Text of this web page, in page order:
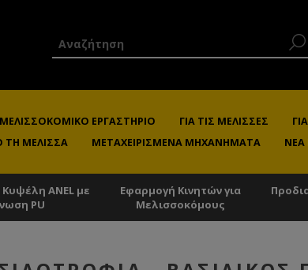
ΕΡΓΑΣΤΉΡΙΟ ΓΙΑ ΤΙΣ ΜΈΛΙΣΣΕΣ
ΤΗ ΜΈΛΙΣΣΑ
ΜΕΤΑΧΕΙΡΙΣΜΈΝΑ ΜΗΧΑΝΉΜΑΤΑ ΝΈΑ
ANEL με
PU
Εφαρμογή Κινητών για
Μελισσοκόμους